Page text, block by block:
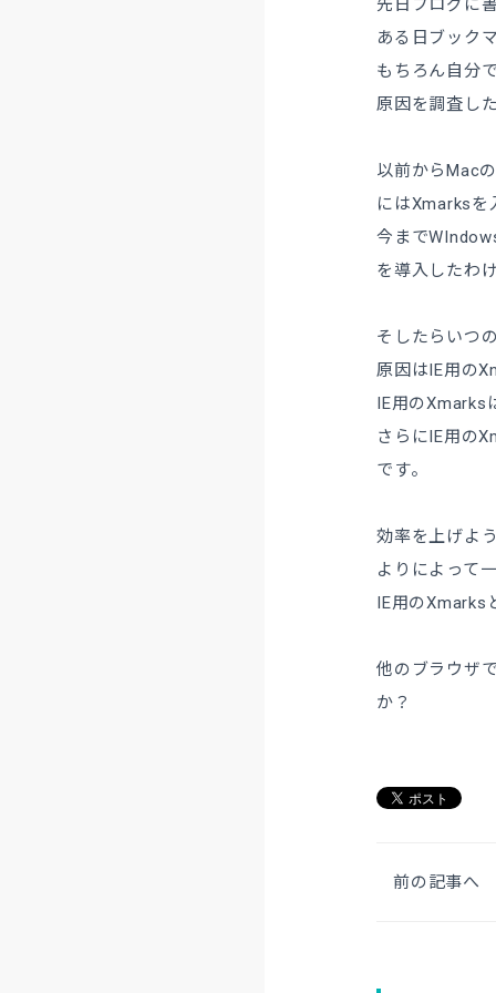
先日ブログに
ある日ブック
もちろん自分
原因を調査し
以前からMac
にはXmarksを
今まで
を導入したわけ
そしたらいつ
原因はIE用の
IE用のXmarks
さらにIE用の
です。
効率を上げよ
よりによって
IE用のXmarks
他のブラウザ
か？
前の記事へ